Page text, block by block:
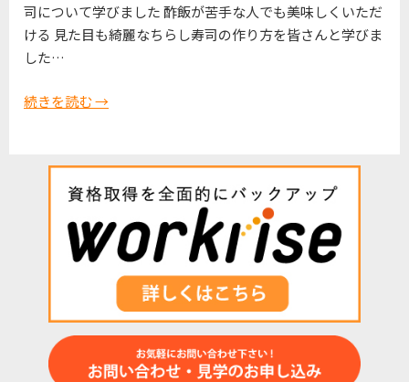
司について学びました 酢飯が苦手な人でも美味しくいただ
ける 見た目も綺麗なちらし寿司の作り方を皆さんと学びま
した…
続きを読む →